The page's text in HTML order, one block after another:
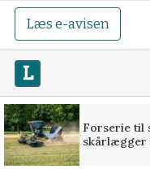
Læs e-avisen
Forserie til
skårlægger